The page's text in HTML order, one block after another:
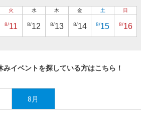
火
8/11
水
8/12
木
8/13
金
8/14
土
8/15
日
8/16
イベントを探している方はこちら！
8月